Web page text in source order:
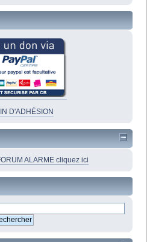
D'ADHÉSION
ALARME cliquez ici